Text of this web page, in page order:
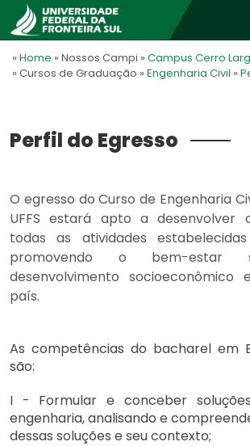
» Home » Nossos Campi » Campus Cerro
» Cursos de Graduação » Engenharia Civil »
Perfil do Egresso
O egresso do Curso de Engenharia
UFFS estará apto a desenvolver
todas as atividades estabelecidas
promovendo o bem-
desenvolvimento socioeconômico
país.
As competências do bacharel em
são:
I - Formular e conceber
engenharia, analisando e
dessas soluções e seu contexto;